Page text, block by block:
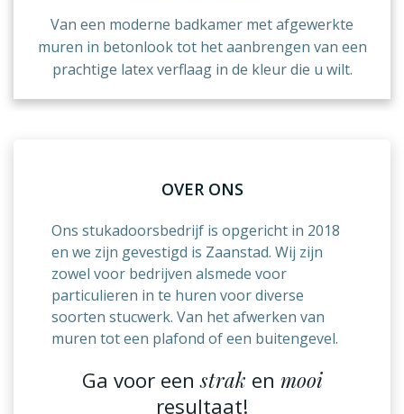
Van een moderne badkamer met afgewerkte
muren in betonlook tot het aanbrengen van een
prachtige latex verflaag in de kleur die u wilt.
OVER ONS
Ons stukadoorsbedrijf is opgericht in 2018
en we zijn gevestigd is Zaanstad. Wij zijn
zowel voor bedrijven alsmede voor
particulieren in te huren voor diverse
soorten stucwerk. Van het afwerken van
muren tot een plafond of een buitengevel.
Ga voor eenstrak en mooi
resultaat!